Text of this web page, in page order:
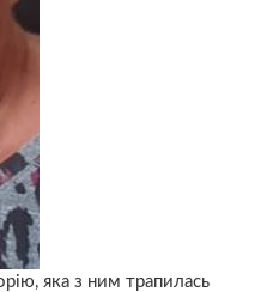
яка з ним трапилась